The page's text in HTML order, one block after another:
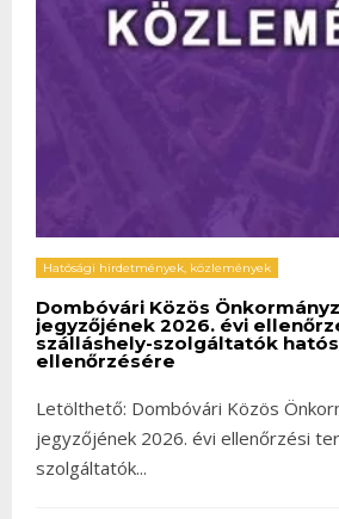
Hatósági hirdetmények, közlemények
Dombóvári Közös
jegyzőjének 2026. évi
szálláshely-szolgáltatók
ellenőrzésére
Letölthető: Dombóvári Közös
jegyzőjének 2026. évi ellenőrzési
szolgáltatók...